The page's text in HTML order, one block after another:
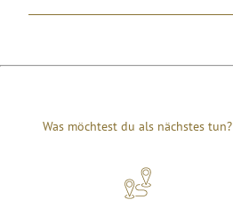
Was möchtest du als nächstes tun?